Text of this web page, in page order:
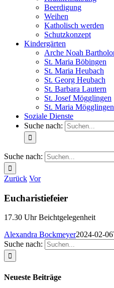
Beerdigung
Weihen
Katholisch werden
Schutzkonzept
Kindergärten
Arche Noah
St. Maria Böbingen
St. Maria Heubach
St. Georg Heubach
St. Barbara Lautern
St. Josef Mögglingen
St. Maria Mögglingen
Soziale Dienste
Suche nach:
Suche nach:
Zurück Vor
Eucharistiefeier
17.30 Uhr Beichtgelegenheit
Alexandra Bockmeyer2024-02-
Suche nach:
Neueste Beiträge